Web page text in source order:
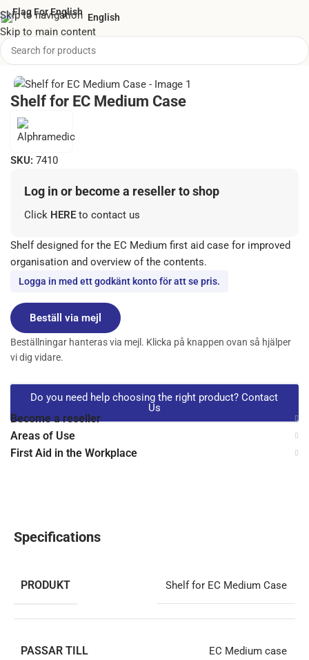
Skip to navigation
Skip to main content
English
Wall Mounts & Accessories
Shelf for EC Medium Case
SKU: 7410
Log in or become a reseller to shop
Click HERE to contact us
Shelf designed for the EC Medium first aid case for improved
organisation and overview of the contents.
Logga in med ett godkänt konto för att se pris.
Beställ via mejl
Beställningar hanteras via mejl. Klicka på knappen ovan så hjälper
vi dig vidare.
Do you need help choosing the right product? Contact
Us
Become a reseller
Areas of Use
First Aid in the Workplace
Specifications
PRODUKT Shelf for EC Medium Case
PASSAR TILL EC Medium case